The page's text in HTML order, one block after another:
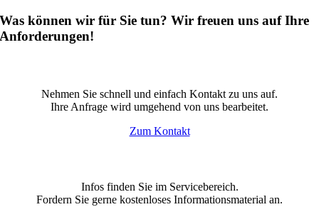
Was können wir für Sie tun? Wir freuen uns auf Ihre
Anforderungen!
Nehmen Sie schnell und einfach Kontakt zu uns auf.
Ihre Anfrage wird umgehend von uns bearbeitet.
Zum Kontakt
Infos finden Sie im Servicebereich.
Fordern Sie gerne kostenloses Informationsmaterial an.